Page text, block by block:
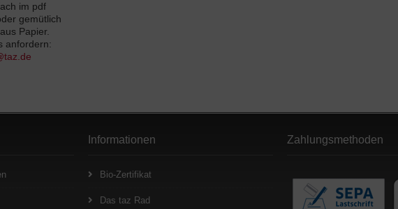
im pdf
gemütlich
Papier.
anfordern:
Informationen
Bio-Zertifikat
Das taz Rad
Zahlungsmethoden